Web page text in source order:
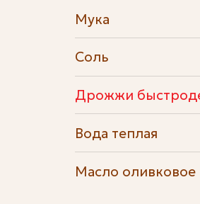
Мука
Соль
Дрожжи
Вода теплая
Масло оливковое